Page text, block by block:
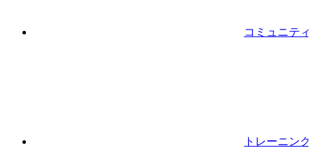
コミュニティ
トレーニング